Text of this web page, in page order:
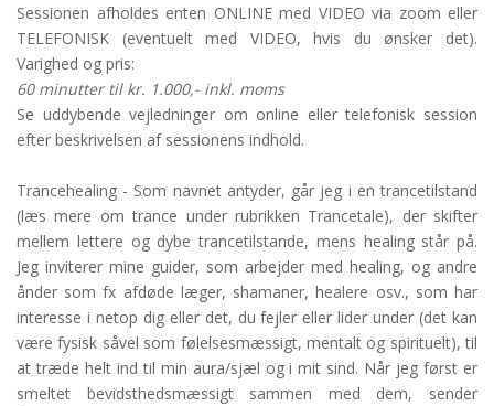
Sessionen afholdes enten ONLINE med VIDEO via zoom eller
TELEFONISK (eventuelt med VIDEO, hvis du ønsker det).
Varighed og pris:
60 minutter til kr. 1.000,- inkl. moms
Se uddybende vejledninger om online eller telefonisk session
efter beskrivelsen af sessionens indhold.
Trancehealing - Som navnet antyder, går jeg i en trancetilstand
(læs mere om trance under rubrikken Trancetale), der skifter
mellem lettere og dybe trancetilstande, mens healing står på.
Jeg inviterer mine guider, som arbejder med healing, og andre
ånder som fx afdøde læger, shamaner, healere osv., som har
interesse i netop dig eller det, du fejler eller lider under (det kan
være fysisk såvel som følelsesmæssigt, mentalt og spirituelt), til
at træde helt ind til min aura/sjæl og i mit sind. Når jeg først er
smeltet bevidsthedsmæssigt sammen med dem, sender